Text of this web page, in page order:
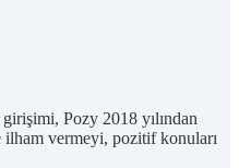
Pozy 2018 yılından
vermeyi, pozitif konuları